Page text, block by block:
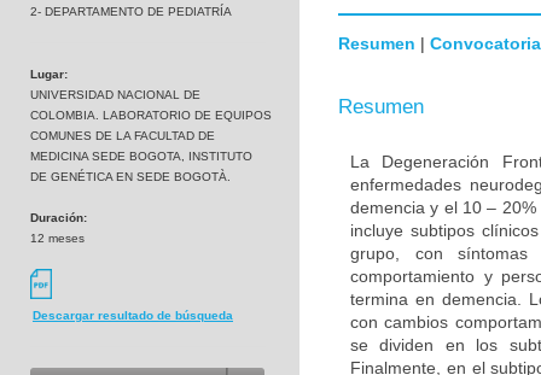
2- DEPARTAMENTO DE PEDIATRÍA
Lugar:
UNIVERSIDAD NACIONAL DE
COLOMBIA. LABORATORIO DE EQUIPOS
COMUNES DE LA FACULTAD DE
MEDICINA SEDE BOGOTA, INSTITUTO
DE GENÉTICA EN SEDE BOGOTÀ.
Duración:
12 meses
Descargar resultado de búsqueda
Resumen | Convocatoria
Resumen
La Degeneración
enfermedades
demencia y el 10 –
incluye subtipos
grupo, con síntomas
comportamiento y
termina en demencia.
con cambios
se dividen en los
Finalmente, en el